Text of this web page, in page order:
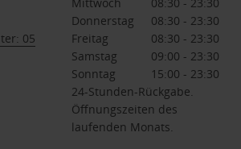
05
Donnerstag
08:30 - 23:30
Freitag
08:30 - 23:30
Samstag
09:00 - 23:30
Sonntag
15:00 - 23:30
24-Stunden-Rückgabe.
Öffnungszeiten des
laufenden Monats.